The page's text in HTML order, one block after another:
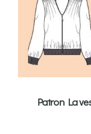
Patron La